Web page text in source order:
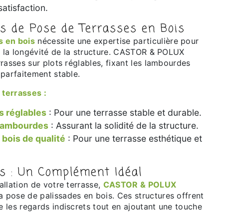
de Pose de Terrasses en Bois
en boisnécessite une expertise particulière pour
longévité de la structure. CASTOR & POLUX
sur plots réglables, fixant les lambourdes
stable.
terrasses :
réglables : Pour une terrasse stable et durable.
: Assurant la solidité de la structure.
de qualité : Pour une terrasse esthétique et
: Un Complément Idéal
de votre terrasse, CASTOR & POLUX
pose de palissades en bois. Ces structures offrent
les regards indiscrets tout en ajoutant une touche